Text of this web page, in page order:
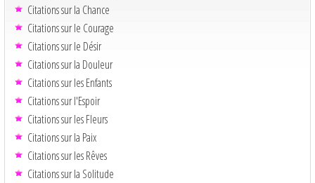
Citations sur la Chance
Citations sur le Courage
Citations sur le Désir
Citations sur la Douleur
Citations sur les Enfants
Citations sur l'Espoir
Citations sur les Fleurs
Citations sur la Paix
Citations sur les Rêves
Citations sur la Solitude